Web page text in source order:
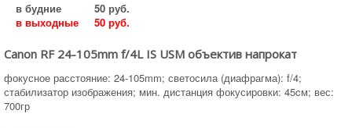
в будние
50 руб.
в выходные
50 руб.
Canon RF 24-105mm f/4L IS USM объектив напрокат
фокусное расстояние: 24-105mm; светосила (диафрагма): f/4;
стабилизатор изображения; мин. дистанция фокусировки: 45cм; вес:
700гр